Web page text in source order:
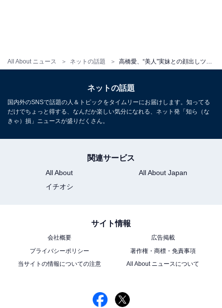
All About ニュース ネットの話題 高橋愛、“美人”実妹との顔出しツーショットを公開！ 「姉妹仲良しでいいね～」「素敵です」
ネットの話題
国内外のSNSで話題の人＆トピックをタイムリーにお届けします。知ってる
だけでちょっと得する、なんだか楽しい気分になれる、ネット発「知ら（な
きゃ）損」ニュースが盛りだくさん。
関連サービス
All About
All About Japan
イチオシ
サイト情報
会社概要
広告掲載
プライバシーポリシー
著作権・商標・免責事項
当サイトの情報についての注意
All About ニュースについて